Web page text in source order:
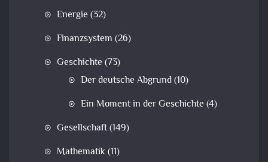
Energie (32)
Finanzsystem (26)
Geschichte (73)
Der deutsche Abgrund(10)
Ein Moment in der Geschichte (4)
Gesellschaft(149)
Mathematik(11)